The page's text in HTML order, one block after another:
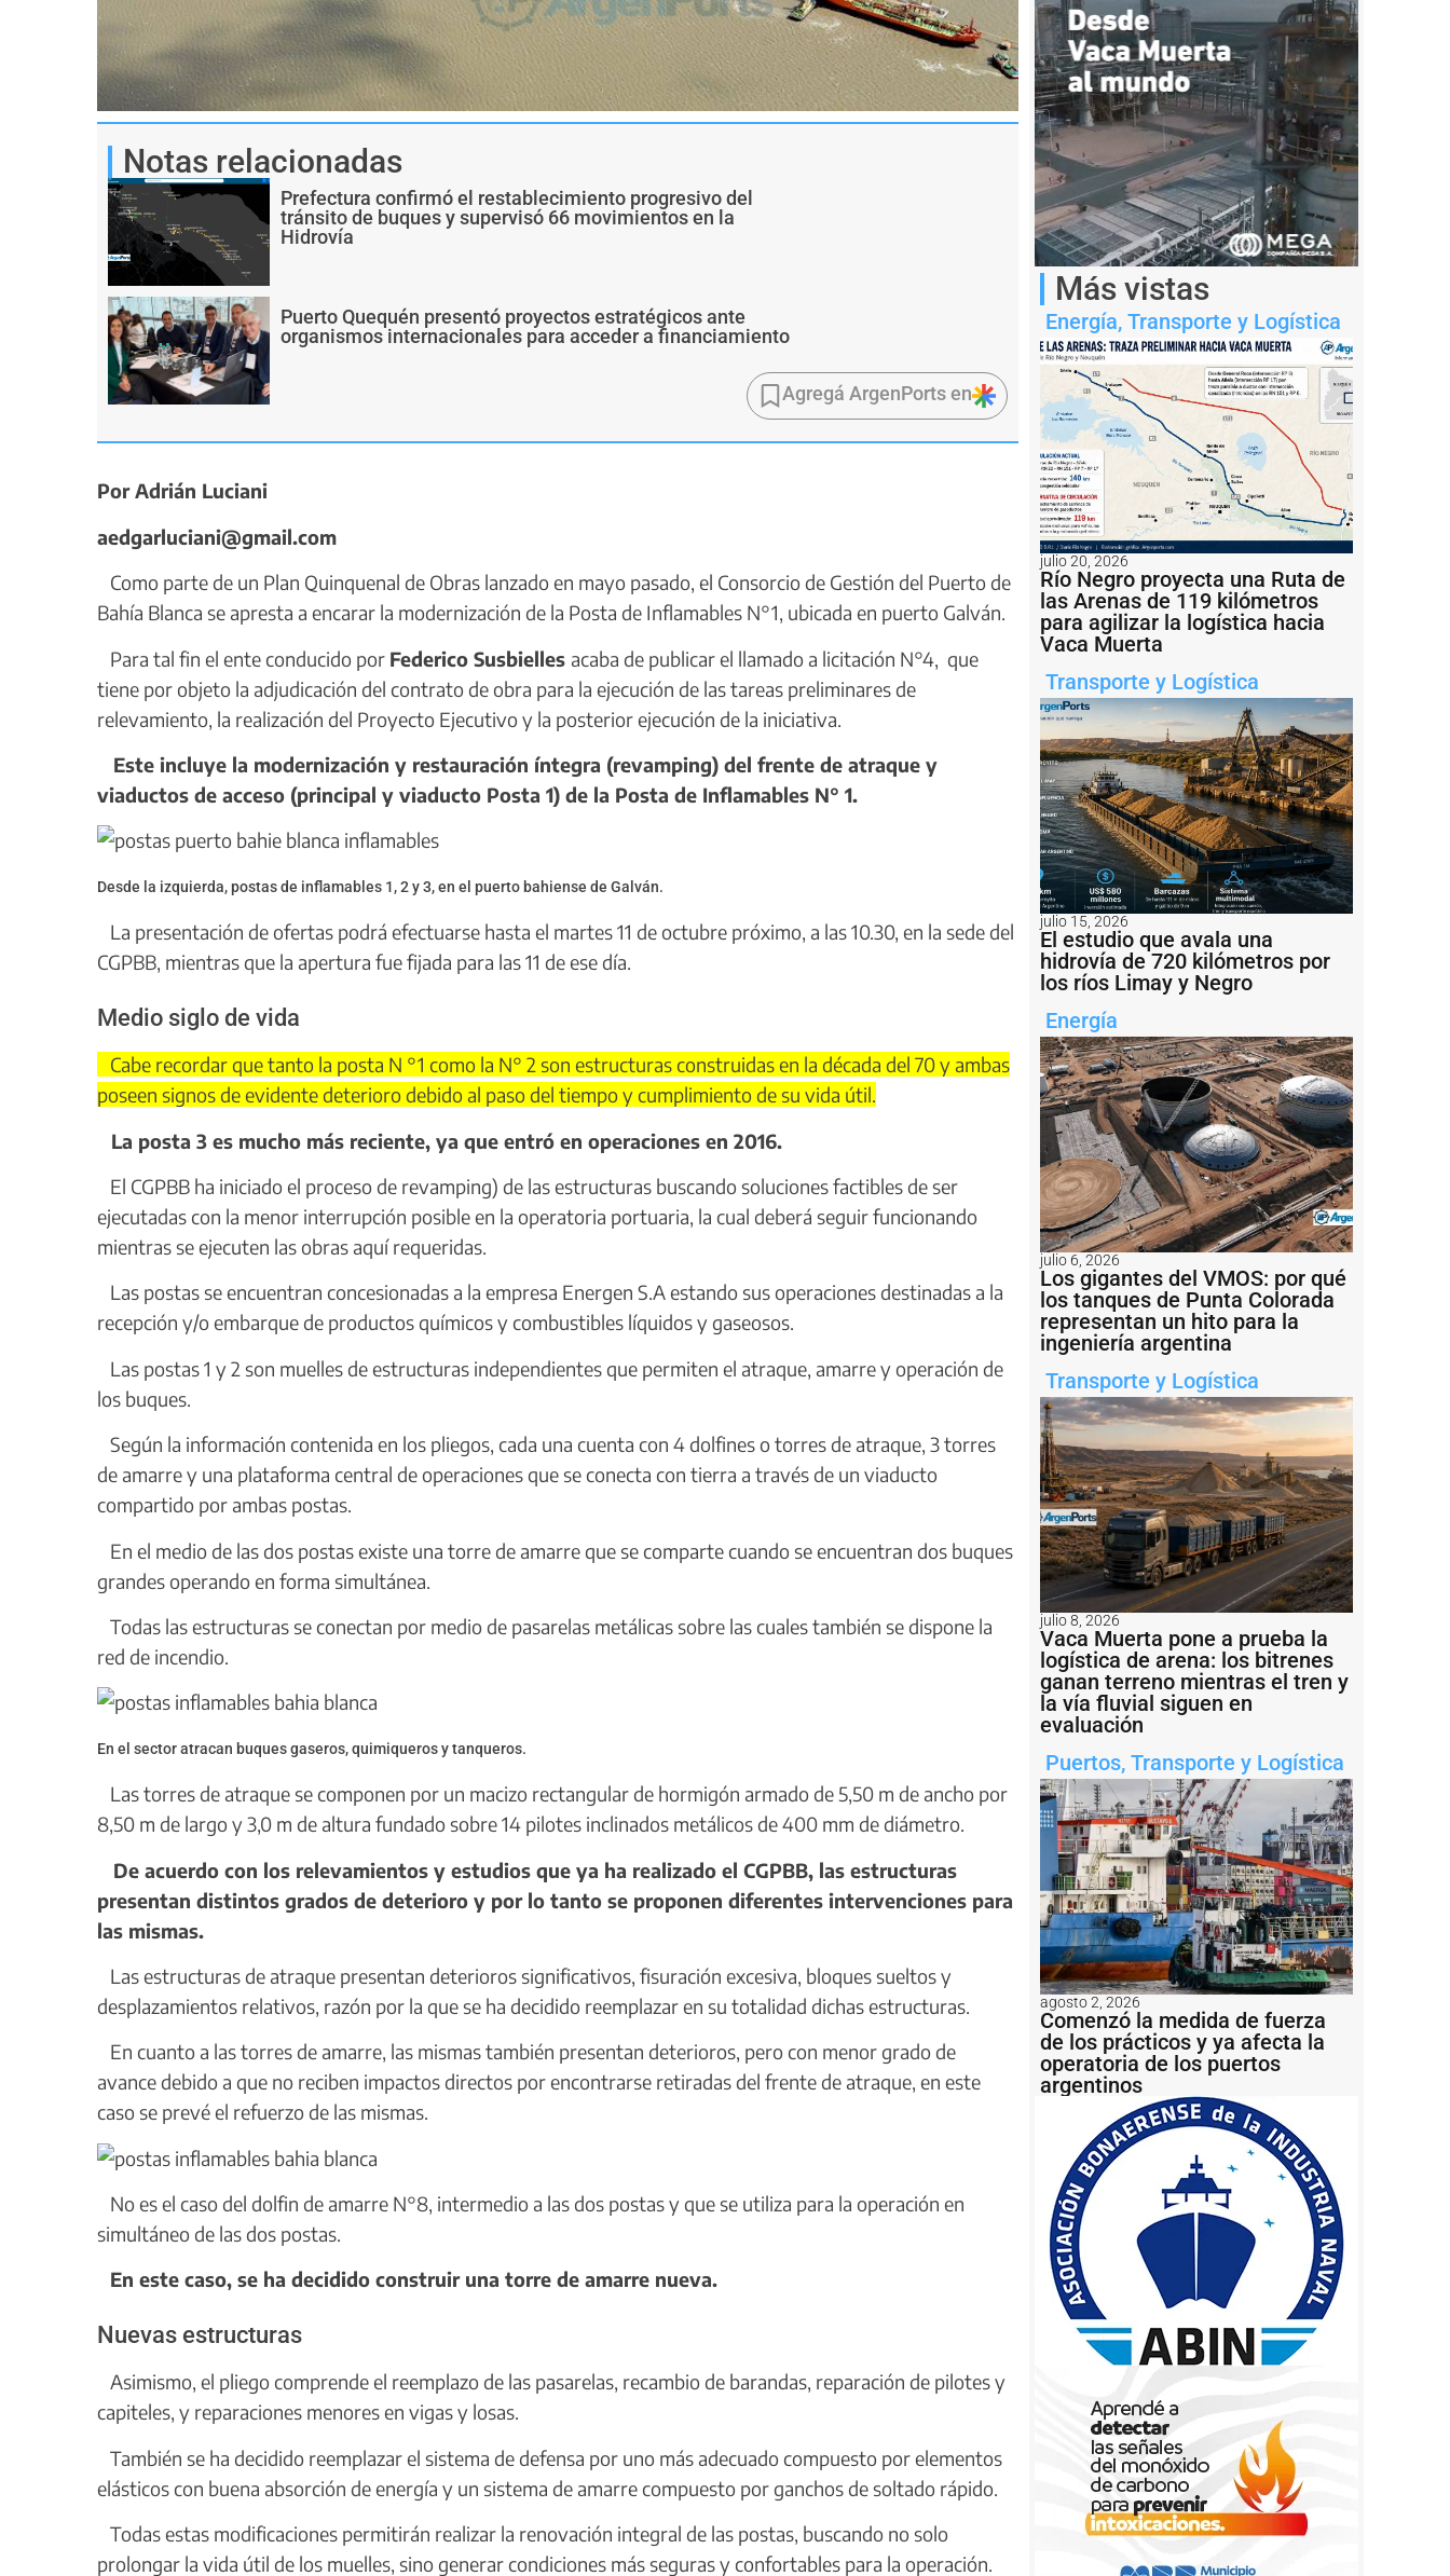
Notas relacionadas
Prefectura confirmó el restablecimiento progresivo del
tránsito de buques y supervisó 66 movimientos en la
Hidrovía
Puerto Quequén presentó proyectos estratégicos ante
organismos internacionales para acceder a financiamiento
Agregá ArgenPorts en
Por Adrián Luciani
aedgarluciani@gmail.com
Como parte de un Plan Quinquenal de Obras lanzado en mayo pasado, el Consorcio de Gestión del Puerto de
Bahía Blanca se apresta a encarar la modernización de la Posta de Inflamables N°1, ubicada en puerto Galván.
Para tal fin el ente conducido por Federico Susbielles acaba de publicar el llamado a licitación N°4, que
tiene por objeto la adjudicación del contrato de obra para la ejecución de las tareas preliminares de
relevamiento, la realización del Proyecto Ejecutivo y la posterior ejecución de la iniciativa.
Este incluye la modernización y restauración íntegra (revamping) del frente de atraque y
viaductos de acceso (principal y viaducto Posta 1) de la Posta de Inflamables N° 1.
Desde la izquierda, postas de inflamables 1, 2 y 3, en el puerto bahiense de Galván.
La presentación de ofertas podrá efectuarse hasta el martes 11 de octubre próximo, a las 10.30, en la sede del
CGPBB, mientras que la apertura fue fijada para las 11 de ese día.
Medio siglo de vida
Cabe recordar que tanto la posta N °1 como la N° 2 son estructuras construidas en la década del 70 y ambas
poseen signos de evidente deterioro debido al paso del tiempo y cumplimiento de su vida útil.
La posta 3 es mucho más reciente, ya que entró en operaciones en 2016.
El CGPBB ha iniciado el proceso de revamping) de las estructuras buscando soluciones factibles de ser
ejecutadas con la menor interrupción posible en la operatoria portuaria, la cual deberá seguir funcionando
mientras se ejecuten las obras aquí requeridas.
Las postas se encuentran concesionadas a la empresa Energen S.A estando sus operaciones destinadas a la
recepción y/o embarque de productos químicos y combustibles líquidos y gaseosos.
Las postas 1 y 2 son muelles de estructuras independientes que permiten el atraque, amarre y operación de
los buques.
Según la información contenida en los pliegos, cada una cuenta con 4 dolfines o torres de atraque, 3 torres
de amarre y una plataforma central de operaciones que se conecta con tierra a través de un viaducto
compartido por ambas postas.
En el medio de las dos postas existe una torre de amarre que se comparte cuando se encuentran dos buques
grandes operando en forma simultánea.
Todas las estructuras se conectan por medio de pasarelas metálicas sobre las cuales también se dispone la
red de incendio.
En el sector atracan buques gaseros, quimiqueros y tanqueros.
Las torres de atraque se componen por un macizo rectangular de hormigón armado de 5,50 m de ancho por
8,50 m de largo y 3,0 m de altura fundado sobre 14 pilotes inclinados metálicos de 400 mm de diámetro.
De acuerdo con los relevamientos y estudios que ya ha realizado el CGPBB, las estructuras
presentan distintos grados de deterioro y por lo tanto se proponen diferentes intervenciones para
las mismas.
Las estructuras de atraque presentan deterioros significativos, fisuración excesiva, bloques sueltos y
desplazamientos relativos, razón por la que se ha decidido reemplazar en su totalidad dichas estructuras.
En cuanto a las torres de amarre, las mismas también presentan deterioros, pero con menor grado de
avance debido a que no reciben impactos directos por encontrarse retiradas del frente de atraque, en este
caso se prevé el refuerzo de las mismas.
No es el caso del dolfin de amarre N°8, intermedio a las dos postas y que se utiliza para la operación en
simultáneo de las dos postas.
En este caso, se ha decidido construir una torre de amarre nueva.
Nuevas estructuras
Asimismo, el pliego comprende el reemplazo de las pasarelas, recambio de barandas, reparación de pilotes y
capiteles, y reparaciones menores en vigas y losas.
También se ha decidido reemplazar el sistema de defensa por uno más adecuado compuesto por elementos
elásticos con buena absorción de energía y un sistema de amarre compuesto por ganchos de soltado rápido.
Todas estas modificaciones permitirán realizar la renovación integral de las postas, buscando no solo
prolongar la vida útil de los muelles, sino generar condiciones más seguras y confortables para la operación.
Más vistas
Energía, Transporte y Logística
julio 20, 2026
Río Negro proyecta una Ruta de
las Arenas de 119 kilómetros
para agilizar la logística hacia
Vaca Muerta
Transporte y Logística
julio 15, 2026
El estudio que avala una
hidrovía de 720 kilómetros por
los ríos Limay y Negro
Energía
julio 6, 2026
Los gigantes del VMOS: por qué
los tanques de Punta Colorada
representan un hito para la
ingeniería argentina
Transporte y Logística
julio 8, 2026
Vaca Muerta pone a prueba la
logística de arena: los bitrenes
ganan terreno mientras el tren y
la vía fluvial siguen en
evaluación
Puertos, Transporte y Logística
agosto 2, 2026
Comenzó la medida de fuerza
de los prácticos y ya afecta la
operatoria de los puertos
argentinos